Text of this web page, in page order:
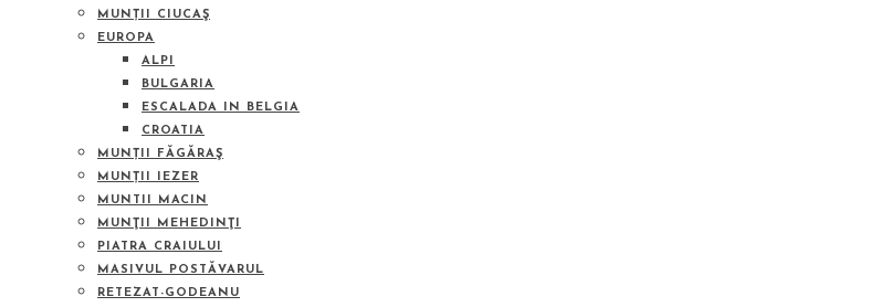
MUNȚII CIUCAŞ
EUROPA
ALPI
BULGARIA
ESCALADA IN BELGIA
CROATIA
MUNȚII FĂGĂRAŞ
MUNȚII IEZER
MUNTII MACIN
MUNŢII MEHEDINŢI
PIATRA CRAIULUI
MASIVUL POSTĂVARUL
RETEZAT-GODEANU